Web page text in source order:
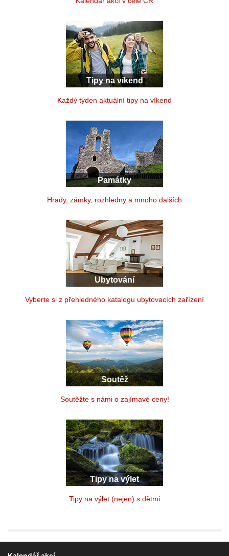
Tipy na víkend
Každý týden aktuální tipy na víkend
Památky
Hrady, zámky, rozhledny a mnoho dalších
Ubytování
Vyberte si z přehledného katalogu ubytovacích zařízení
Soutěž
Soutěžte s námi o zajímavé ceny!
Tipy na výlet
Tipy na výlet (nejen) s dětmi